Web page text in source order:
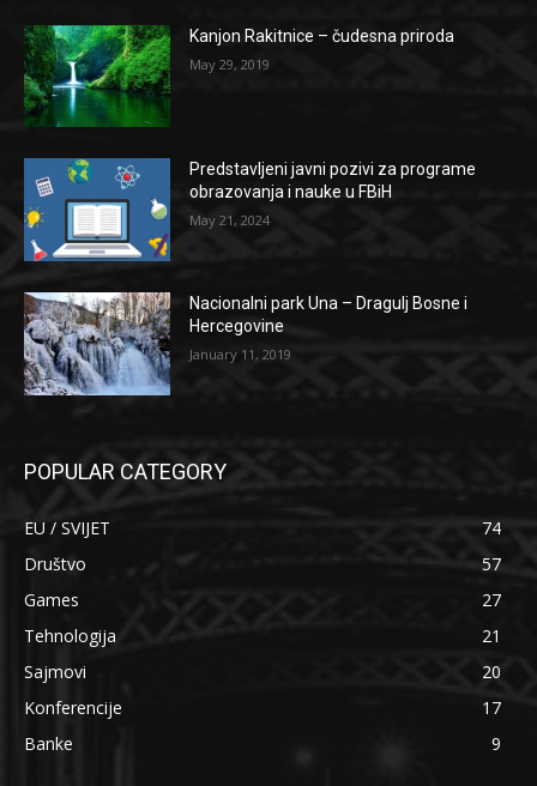
Kanjon Rakitnice – čudesna priroda
May 29, 2019
Predstavljeni javni pozivi za programe
obrazovanja i nauke u FBiH
May 21, 2024
Nacionalni park Una – Dragulj Bosne i
Hercegovine
January 11, 2019
POPULAR CATEGORY
EU / SVIJET
74
Društvo
57
Games
27
Tehnologija
21
Sajmovi
20
Konferencije
17
Banke
9